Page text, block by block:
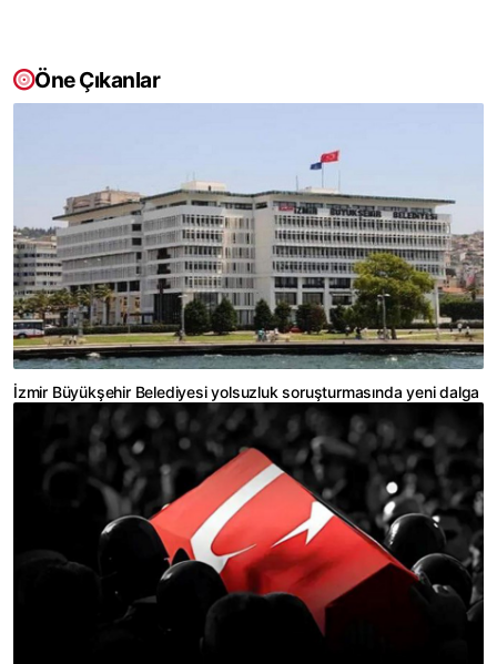
Öne Çıkanlar
İzmir Büyükşehir Belediyesi yolsuzluk soruşturmasında yeni dalga